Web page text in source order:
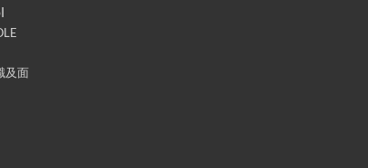
及面